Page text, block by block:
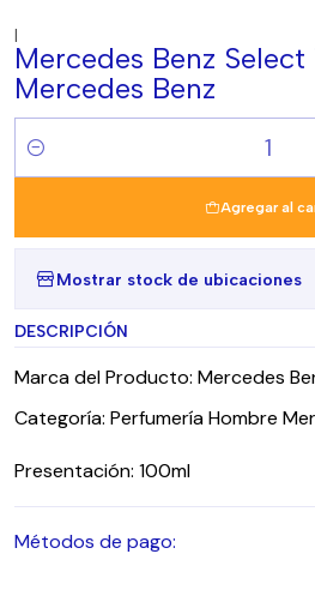
|
Mercedes Benz
Mercedes Benz
Cantidad
Agregar al
Mostrar stock de ubicaciones
DESCRIPCIÓN
Marca del Producto: Mercedes
Categoría: Perfumería Hombre
Presentación: 100ml
Métodos de pago: